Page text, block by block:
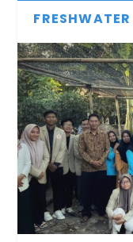
FRESHWATER